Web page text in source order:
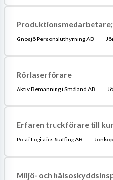
Produktionsmedarbetare;
Gnosjö Personaluthyrning AB
Rörlaserförare
Aktiv Bemanning i Småland AB
Erfaren truckförare till
Posti Logistics Staffing AB
Miljö- och